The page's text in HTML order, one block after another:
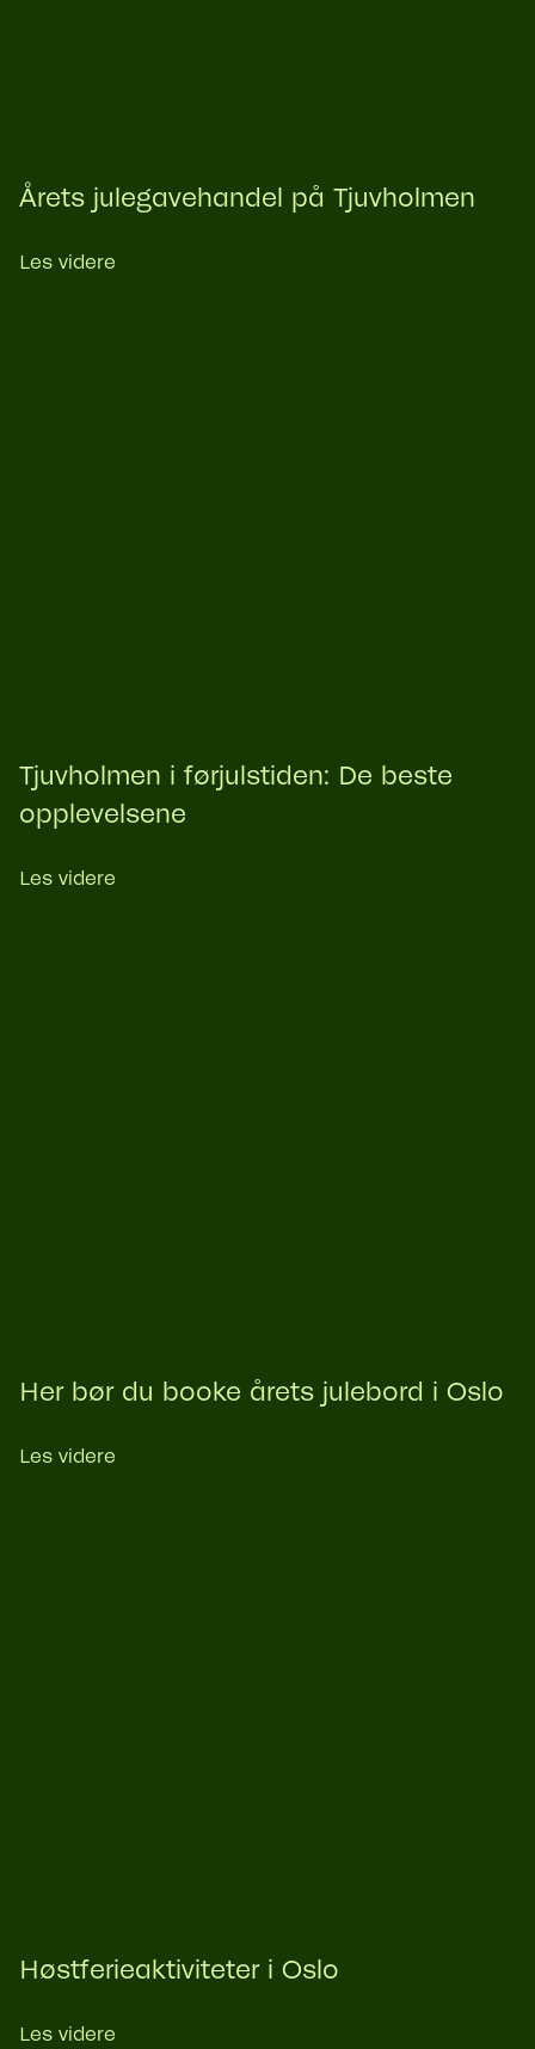
Årets julegavehandel på Tjuvholmen
Les videre
Tjuvholmen i førjulstiden: De beste
opplevelsene
Les videre
Her bør du booke årets julebord i Oslo
Les videre
Høstferieaktiviteter i Oslo
Les videre